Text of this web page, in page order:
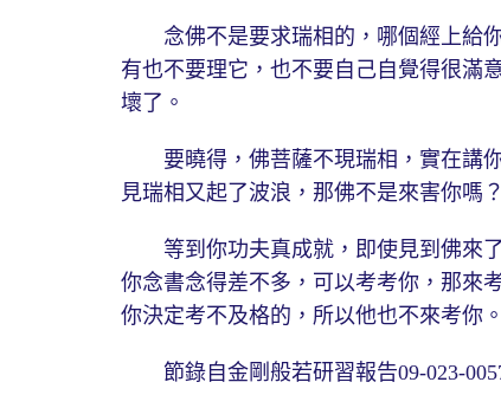
念佛不是要求瑞相的，哪個經上給你
有也不要理它，也不要自己自覺得很滿
壞了。
要曉得，佛菩薩不現瑞相，實在講你
見瑞相又起了波浪，那佛不是來害你嗎
等到你功夫真成就，即使見到佛來了
你念書念得差不多，可以考考你，那來
你決定考不及格的，所以他也不來考你。
節錄自金剛般若研習報告09-023-